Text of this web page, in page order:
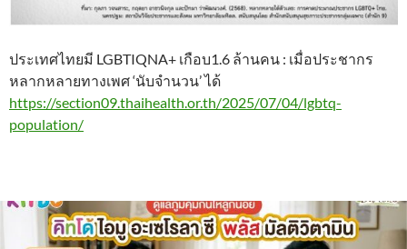
ประเทศไทยมี LGBTIQNA+ เกือบ1.6 ล้านคน : เมื่อประชากร
หลากหลายทางเพศ ‘นับจำนวน’ ได้
https://section09.thaihealth.or.th/2025/07/04/lgbtq-
population/